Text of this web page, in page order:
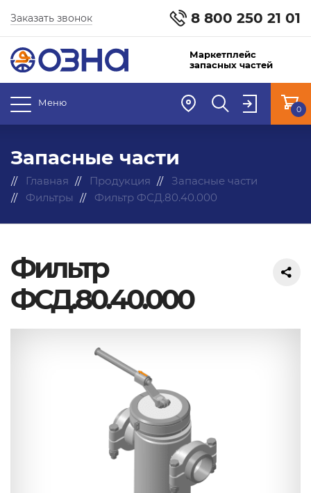
8 800 250 21 01
Заказать звонок
Маркетплейс
запасных частей
Меню
0
Запасные части
Главная Продукция
Запасные части
Фильтры
Фильтр ФСД.80.40.000
Фильтр
ФСД.80.40.000